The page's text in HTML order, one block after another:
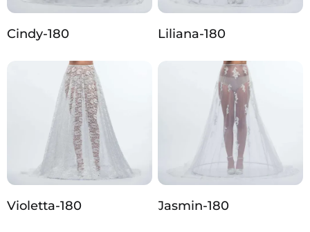
Cindy-180 Liliana-180
Violetta-180 Jasmin-180